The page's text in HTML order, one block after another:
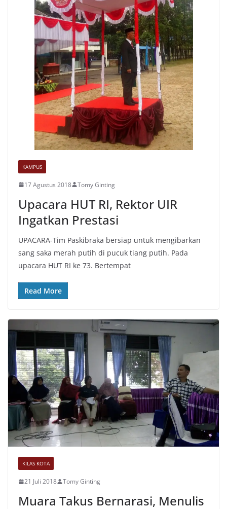
KAMPUS
17 Agustus 2018 Tomy Ginting
Upacara HUT RI, Rektor UIR
Ingatkan Prestasi
UPACARA-Tim Paskibraka bersiap untuk mengibarkan
sang saka merah putih di pucuk tiang putih. Pada
upacara HUT RI ke 73. Bertempat
Read More
KILAS KOTA
21 Juli 2018 Tomy Ginting
Muara Takus Bernarasi, Menulis